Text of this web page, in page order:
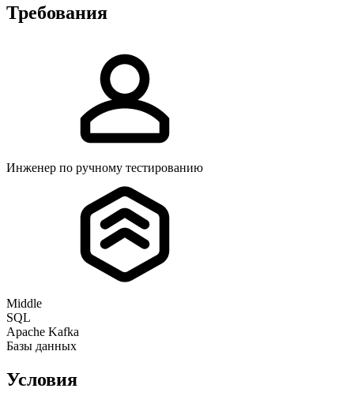
Требования
Инженер по ручному тестированию
Middle
SQL
Apache Kafka
Базы данных
Условия